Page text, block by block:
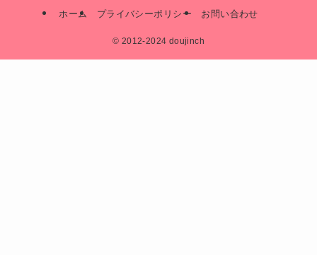
ホーム プライバシーポリシー お問い合わせ
© 2012-2024 doujinch